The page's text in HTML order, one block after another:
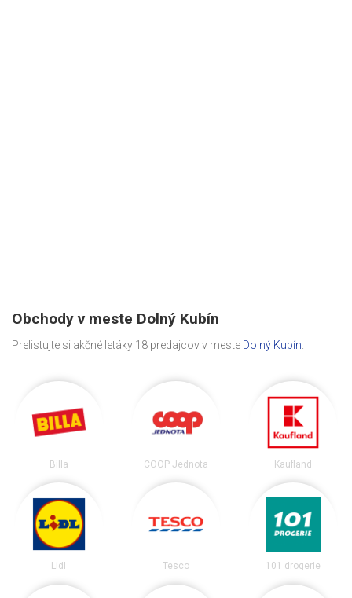
Obchody v meste Dolný Kubín
Prelistujte si akčné letáky 18 predajcov v meste Dolný Kubín
Billa COOP Jednota Kaufland
Lidl Tesco 101 drogerie